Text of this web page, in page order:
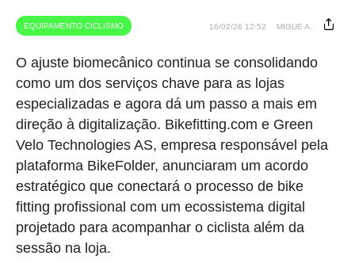
EQUIPAMENTO CICLISMO 16/02/26 12:52 MIGUE A.
O ajuste biomecânico continua se consolidando
como um dos serviços chave para as lojas
especializadas e agora dá um passo a mais em
direção à digitalização. Bikefitting.com e Green
Velo Technologies AS, empresa responsável pela
plataforma BikeFolder, anunciaram um acordo
estratégico que conectará o processo de bike
fitting profissional com um ecossistema digital
projetado para acompanhar o ciclista além da
sessão na loja.